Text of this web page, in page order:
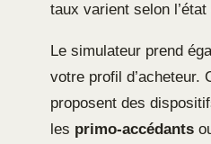
taux varient selon l’état
Le simulateur prend
votre profil d’acheteur.
proposent des
les primo-accédants